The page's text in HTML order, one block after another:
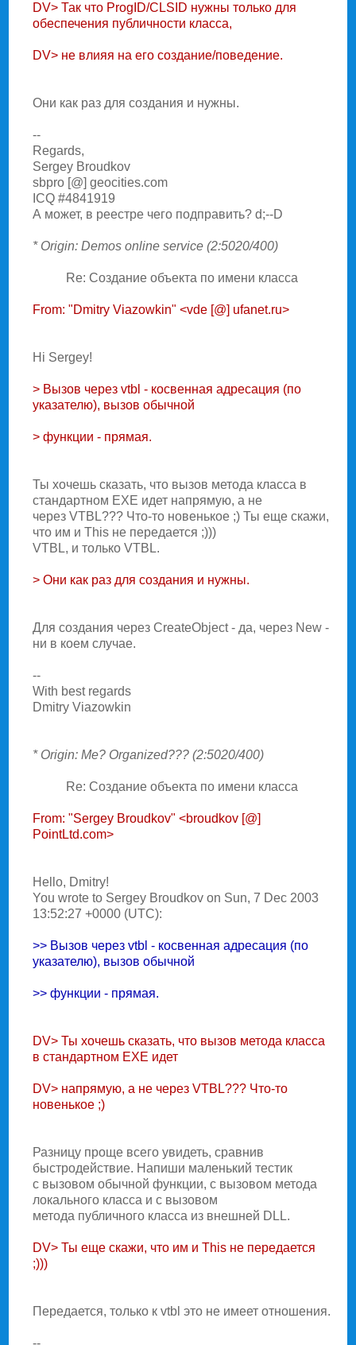
DV> Так что ProgID/CLSID нужны только для
обеспечения публичности класса,
DV> не влияя на его создание/поведение.
Они как раз для создания и нужны.
--
Regards,
Sergey Broudkov
sbpro [@] geocities.com
ICQ #4841919
А может, в реестре чего подправить? d;--D
* Origin: Demos online service (2:5020/400)
Re: Создание объекта по имени класса
From: "Dmitry Viazowkin" <vde [@] ufanet.ru>
Hi Sergey!
> Вызов через vtbl - косвенная адресация (по
указателю), вызов обычной
> функции - прямая.
Ты хочешь сказать, что вызов метода класса в
стандартном EXE идет напрямую, а не
через VTBL??? Что-то новенькое ;) Ты еще скажи,
что им и This не передается ;)))
VTBL, и только VTBL.
> Они как раз для создания и нужны.
Для создания через CreateObject - да, через New -
ни в коем случае.
--
With best regards
Dmitry Viazowkin
* Origin: Me? Organized??? (2:5020/400)
Re: Создание объекта по имени класса
From: "Sergey Broudkov" <broudkov [@]
PointLtd.com>
Hello, Dmitry!
You wrote to Sergey Broudkov on Sun, 7 Dec 2003
13:52:27 +0000 (UTC):
>> Вызов через vtbl - косвенная адресация (по
указателю), вызов обычной
>> функции - прямая.
DV> Ты хочешь сказать, что вызов метода класса
в стандартном EXE идет
DV> напрямую, а не через VTBL??? Что-то
новенькое ;)
Разницу проще всего увидеть, сравнив
быстродействие. Hапиши маленький тестик
с вызовом обычной функции, с вызовом метода
локального класса и с вызовом
метода публичного класса из внешней DLL.
DV> Ты еще скажи, что им и This не передается
;)))
Передается, только к vtbl это не имеет отношения.